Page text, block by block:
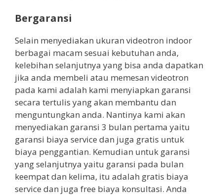
Bergaransi
Selain menyediakan ukuran videotron indoor
berbagai macam sesuai kebutuhan anda,
kelebihan selanjutnya yang bisa anda dapatkan
jika anda membeli atau memesan videotron
pada kami adalah kami menyiapkan garansi
secara tertulis yang akan membantu dan
menguntungkan anda. Nantinya kami akan
menyediakan garansi 3 bulan pertama yaitu
garansi biaya service dan juga gratis untuk
biaya penggantian. Kemudian untuk garansi
yang selanjutnya yaitu garansi pada bulan
keempat dan kelima, itu adalah gratis biaya
service dan juga free biaya konsultasi. Anda